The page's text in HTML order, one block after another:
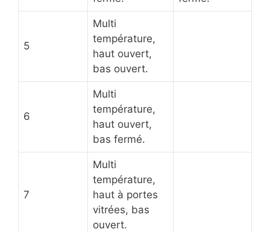
5
Multi
température,
haut ouvert,
bas ouvert.
6
Multi
température,
haut ouvert,
bas fermé.
7
Multi
température,
haut à portes
vitrées, bas
ouvert.